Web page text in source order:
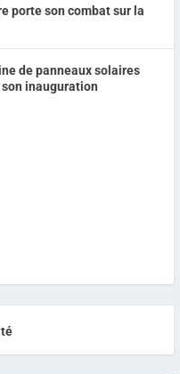
porte son combat sur la
de panneaux solaires
inauguration